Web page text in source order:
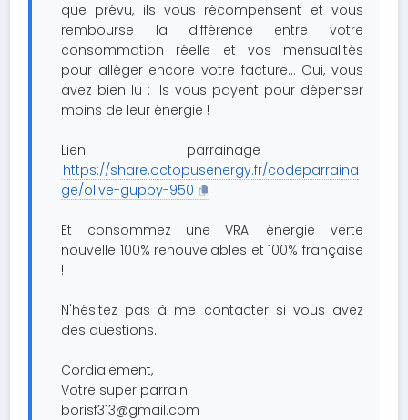
que prévu, ils vous récompensent et vous
rembourse la différence entre votre
consommation réelle et vos mensualités
pour alléger encore votre facture… Oui, vous
avez bien lu : ils vous payent pour dépenser
moins de leur énergie !
Lien parrainage :
https://share.octopusenergy.fr/codeparraina
ge/olive-guppy-950
Et consommez une VRAI énergie verte
nouvelle 100% renouvelables et 100% française
!
N'hésitez pas à me contacter si vous avez
des questions.
Cordialement,
Votre super parrain
borisf313@gmail.com